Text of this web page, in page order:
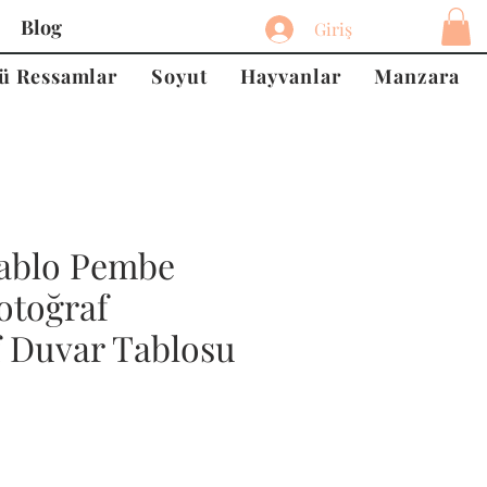
Giriş
Blog
Ressamlar Soyut Hayvanlar Manzara
Pembe
Tablosu